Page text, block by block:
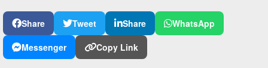
Share Tweet Share
WhatsApp
Messenger
Copy Link